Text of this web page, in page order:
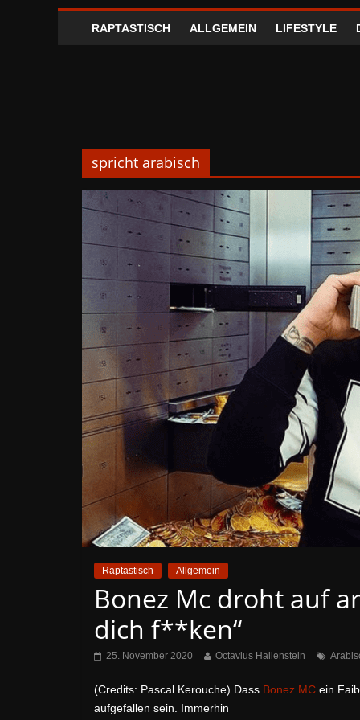
RAPTASTISCH ALLGEMEIN LIFESTYLE
spricht arabisch
Raptastisch Allgemein
Bonez Mc droht auf
dich f**ken“
25. November 2020 Octavius Hallenstein
(Credits: Pascal Kerouche) Dass Bonez MC ein
aufgefallen sein. Immerhin